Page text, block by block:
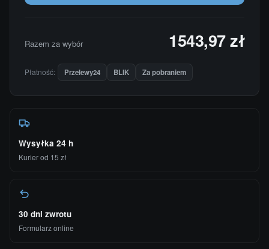
Razem za wybór 1543,97 zł
Płatność: Przelewy24 BLIK Za pobraniem
Wysyłka 24 h
Kurier od 15 zł
30 dni zwrotu
Formularz online